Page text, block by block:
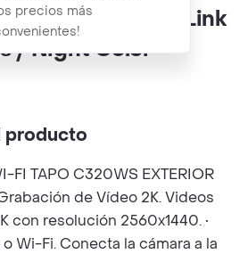
precios más
Exterior 2K Tp-Link
/ Night Color
producto
FI TAPO C320WS EXTERIOR
de Vídeo 2K. Videos
con resolución 2560x1440. •
Wi-Fi. Conecta la cámara a la